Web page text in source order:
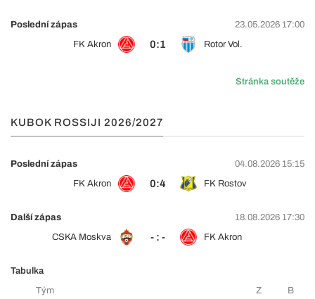
Poslední zápas
23.05.2026 17:00
FK Akron
0:1 Rotor Vol.
Stránka soutěže
KUBOK ROSSIJI 2026/2027
Poslední zápas
04.08.2026 15:15
FK Akron
0:4 FK Rostov
Další zápas
18.08.2026 17:30
CSKA Moskva
- : - FK Akron
Tabulka
Tým
Z B